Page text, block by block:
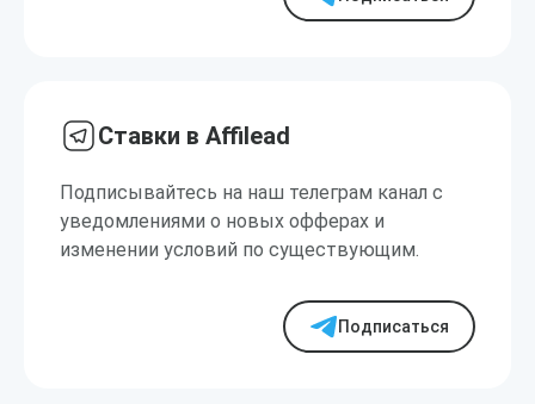
Ставки в Affilead
Подписывайтесь на наш телеграм канал с
уведомлениями о новых офферах и
изменении условий по существующим.
Подписаться